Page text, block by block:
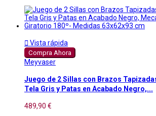
 Vista rápida
Compra Ahora
Meyvaser
Juego de 2 Sillas con Brazos
Tela Gris y Patas en Acabado Negro,...
489,90 €